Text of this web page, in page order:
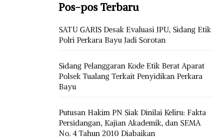
Pos-pos Terbaru
SATU GARIS Desak Evaluasi JPU, Sidang Etik
Polri Perkara Bayu Jadi Sorotan
Sidang Pelanggaran Kode Etik Berat Aparat
Polsek Tualang Terkait Penyidikan Perkara
Bayu
Putusan Hakim PN Siak Dinilai Keliru: Fakta
Persidangan, Kajian Akademik, dan SEMA
No. 4 Tahun 2010 Diabaikan